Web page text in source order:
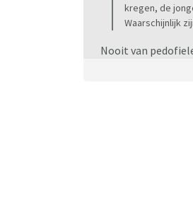
kregen, de
Waarschijnlijk
Nooit van